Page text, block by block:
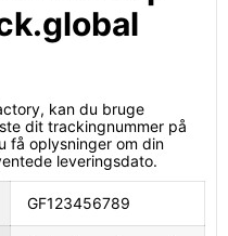
kan du bruge
dit trackingnummer på
få oplysninger om din
leveringsdato.
GF123456789